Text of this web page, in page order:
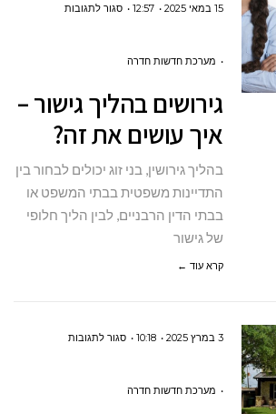
15 במאי 2025 12:57 סגור לתגובותעל
–
איך
זה?
מערכת חדשות חדרה
גירושים בהליך גישור –
איך עושים את זה?
בהליך גירושין, בני זוג יכולים לבחור בין
התדיינות משפטית בבתי המשפט או
בבתי הדין הרבניים, לבין הליך חלופי
של גישור
קרא עוד ←
3 במרץ 2025 10:18 סגור לתגובותעל
מערכת חדשות חדרה